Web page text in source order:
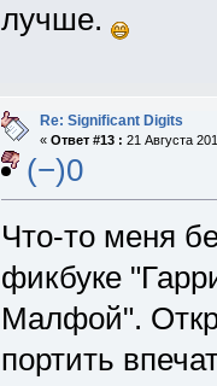
лучше.
Re: Significant Digits
« Ответ #13 : 21 Августа
(−)0
Что-то меня
фикбуке
Малфой".
портить